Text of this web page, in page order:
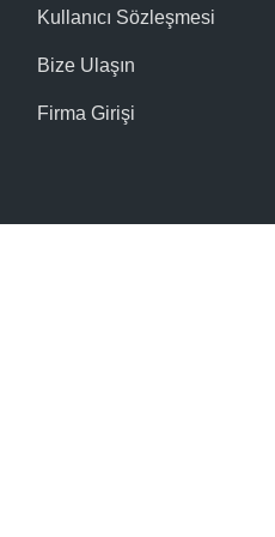
Kullanıcı Sözleşmesi
Bize Ulaşın
Firma Girişi